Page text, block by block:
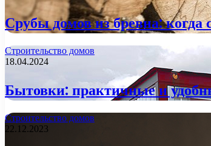
Срубы домов из бревна:
Строительство домов
18.04.2024
Бытовки: практичные и
Строительство домов
22.12.2023